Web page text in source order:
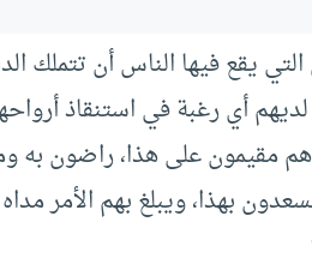
يقع فيها الناس أن تتملك
أي رغبة في استنقاذ
مقيمون على هذا، راضون به
بهذا، ويبلغ بهم الأمر